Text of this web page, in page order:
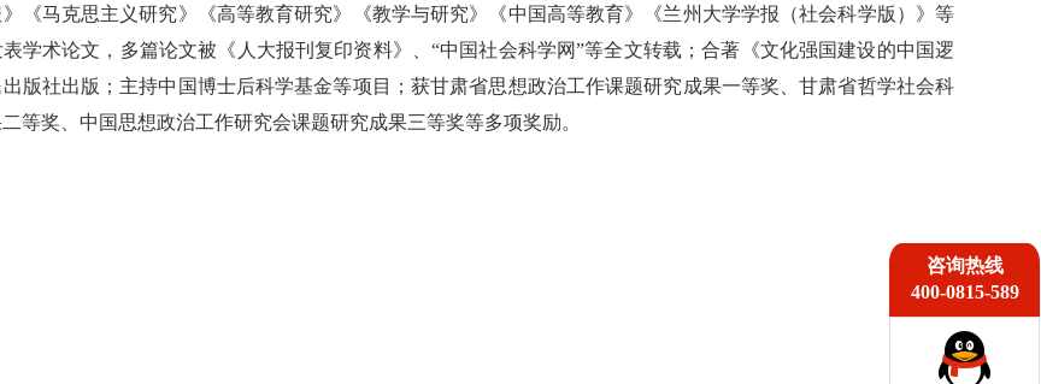
》《马克思主义研究》《高等教育研究》《教学与研究》《中国高等教育》《兰州大学学报（社会科学版）》等
学术论文，多篇论文被《人大报刊复印资料》、“中国社会科学网”等全文转载；合著《文化强国建设的中国逻
版社出版；主持中国博士后科学基金等项目；获甘肃省思想政治工作课题研究成果一等奖、甘肃省哲学社会科
等奖、中国思想政治工作研究会课题研究成果三等奖等多项奖励。
咨询热线
400-0815-589